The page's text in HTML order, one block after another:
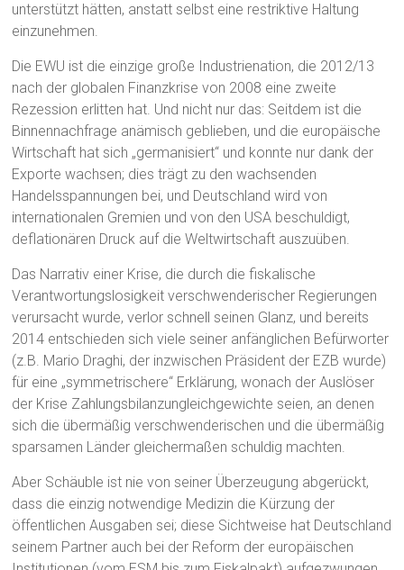
unterstützt hätten, anstatt selbst eine restriktive Haltung
einzunehmen.
Die EWU ist die einzige große Industrienation, die 2012/13
nach der globalen Finanzkrise von 2008 eine zweite
Rezession erlitten hat. Und nicht nur das: Seitdem ist die
Binnennachfrage anämisch geblieben, und die europäische
Wirtschaft hat sich „germanisiert“ und konnte nur dank der
Exporte wachsen; dies trägt zu den wachsenden
Handelsspannungen bei, und Deutschland wird von
internationalen Gremien und von den USA beschuldigt,
deflationären Druck auf die Weltwirtschaft auszuüben.
Das Narrativ einer Krise, die durch die fiskalische
Verantwortungslosigkeit verschwenderischer Regierungen
verursacht wurde, verlor schnell seinen Glanz, und bereits
2014 entschieden sich viele seiner anfänglichen Befürworter
(z.B. Mario Draghi, der inzwischen Präsident der EZB wurde)
für eine „symmetrischere“ Erklärung, wonach der Auslöser
der Krise Zahlungsbilanzungleichgewichte seien, an denen
sich die übermäßig verschwenderischen und die übermäßig
sparsamen Länder gleichermaßen schuldig machten.
Aber Schäuble ist nie von seiner Überzeugung abgerückt,
dass die einzig notwendige Medizin die Kürzung der
öffentlichen Ausgaben sei; diese Sichtweise hat Deutschland
seinem Partner auch bei der Reform der europäischen